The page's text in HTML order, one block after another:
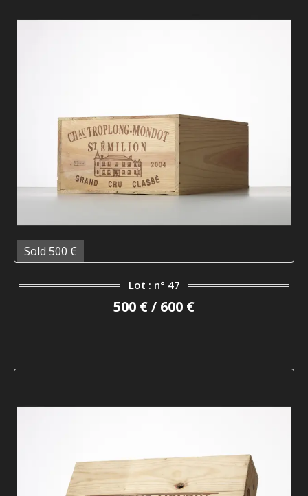
Sold 500 €
Lot : n° 47
500 € / 600 €